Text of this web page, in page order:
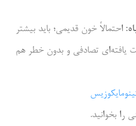
احتمالاً خون قدیمی؛ باید بیشتر
یافته‌­ای تصادفی و بدون خطر هم
را بخوانید.